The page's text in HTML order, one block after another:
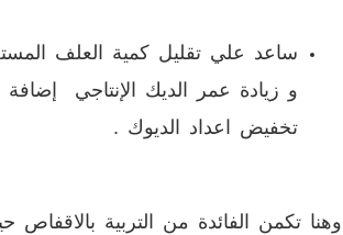
و زيادة عمر الديك الإنتاجي إضافة
تخفيض اعداد الديوك .
وهنا تكمن الفائدة من التربية